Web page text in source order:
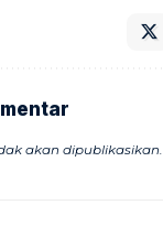
akan dipublikasikan.